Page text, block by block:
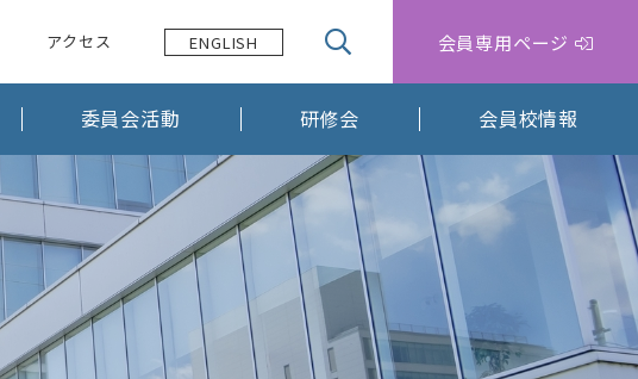
委員会活動 研修会 会員校情報
アクセス ENGLISH 会員専用ページ